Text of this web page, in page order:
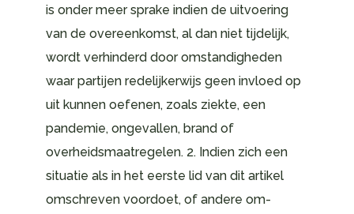
is onder meer sprake indien de uitvoering
van de overeenkomst, al dan niet tijdelijk,
wordt verhinderd door omstandigheden
waar partijen redelijkerwijs geen invloed op
uit kunnen oefenen, zoals ziekte, een
pandemie, ongevallen, brand of
overheidsmaatregelen. 2. Indien zich een
situatie als in het eerste lid van dit artikel
omschreven voordoet, of andere om-